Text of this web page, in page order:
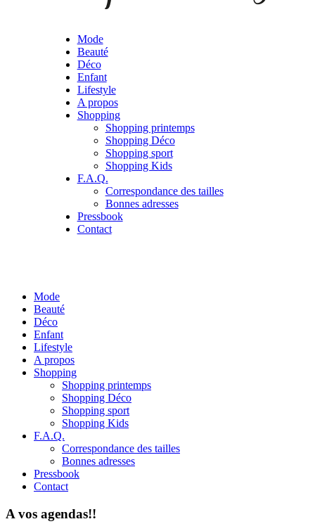
Mode
Beauté
Déco
Enfant
Lifestyle
A propos
Shopping
Shopping printemps
Shopping Déco
Shopping sport
Shopping Kids
F.A.Q.
Correspondance des tailles
Bonnes adresses
Pressbook
Contact
Mode
Beauté
Déco
Enfant
Lifestyle
A propos
Shopping
Shopping printemps
Shopping Déco
Shopping sport
Shopping Kids
F.A.Q.
Correspondance des tailles
Bonnes adresses
Pressbook
Contact
A vos agendas!!